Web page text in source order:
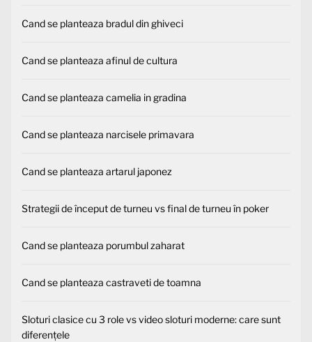
Cand se planteaza bradul din ghiveci
Cand se planteaza afinul de cultura
Cand se planteaza camelia in gradina
Cand se planteaza narcisele primavara
Cand se planteaza artarul japonez
Strategii de început de turneu vs final de turneu în poker
Cand se planteaza porumbul zaharat
Cand se planteaza castraveti de toamna
Sloturi clasice cu 3 role vs video sloturi moderne: care sunt
diferențele